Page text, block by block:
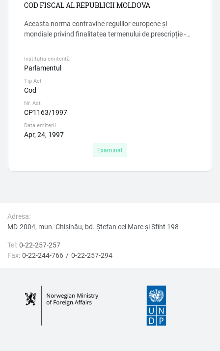
COD FISCAL AL REPUBLICII MOLDOVA
Aceasta norma contravine regulilor europene și
mondiale privind finalitatea termenului de prescripție -
loc pentru abuz si coruptie.
Instituția emitentă
Parlamentul
Tip Act
Cod
Nr. Act
CP1163/1997
Data emiterii
Apr, 24, 1997
Examinat
Adresa:
MD-2004, mun. Chișinău, bd. Ştefan cel Mare şi Sfînt 198
Tel: 0-22-257-257
Fax: 0-22-244-766 0-22-257-294